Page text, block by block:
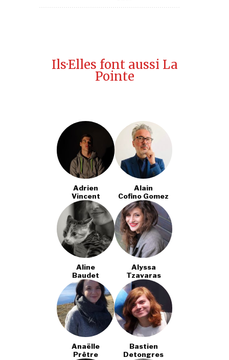
Ils·Elles font aussi La
Pointe
Adrien
Vincent
Alain
Cofino Gomez
Aline
Baudet
Alyssa
Tzavaras
Anaëlle
Prêtre
Bastien
Detongres